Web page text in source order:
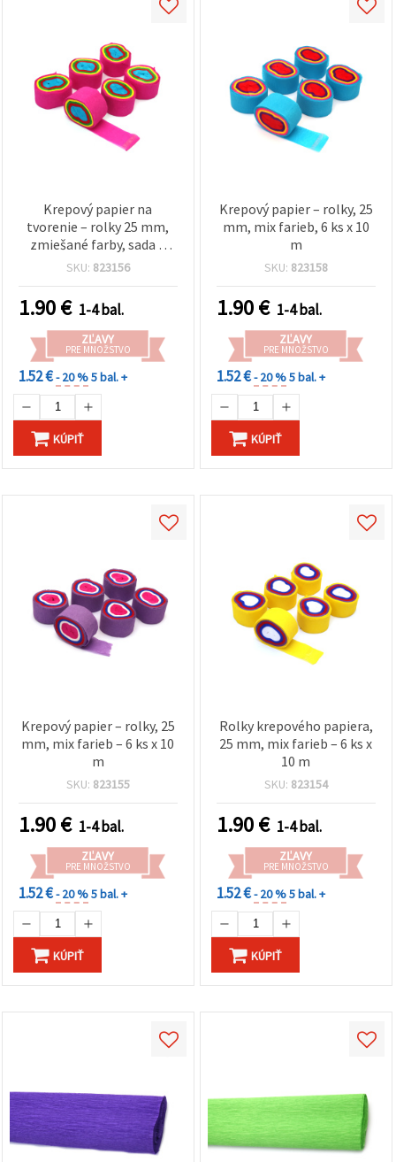
Krepový papier na
tvorenie – rolky 25 mm,
zmiešané farby, sada 6
roliek x 10 m
SKU: 823156
1.90€ 1-4 bal.
ZĽAVY
PRE MNOŽSTVO
1.52 €- 20 %5 bal. +
KÚPIŤ
Krepový papier – rolky, 25
mm, mix farieb, 6 ks x 10
m
SKU: 823158
1.90€ 1-4 bal.
ZĽAVY
PRE MNOŽSTVO
1.52 €- 20 %5 bal. +
KÚPIŤ
Krepový papier – rolky, 25
mm, mix farieb – 6 ks x 10
m
SKU: 823155
1.90€ 1-4 bal.
ZĽAVY
PRE MNOŽSTVO
1.52 €- 20 %5 bal. +
KÚPIŤ
Rolky krepového papiera,
25 mm, mix farieb – 6 ks x
10 m
SKU: 823154
1.90€ 1-4 bal.
ZĽAVY
PRE MNOŽSTVO
1.52 €- 20 %5 bal. +
KÚPIŤ